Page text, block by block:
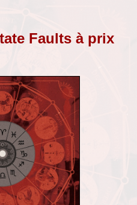
Faults à prix